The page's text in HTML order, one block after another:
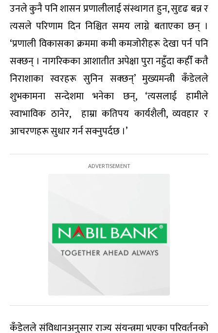
उनले कुनै पनि शासन प्रणालीलाई संस्थागत हुन, सुदृढ बन्न र
त्यसले परिणाम दिन निश्चित समय लाग्ने बताएका छन् ।
‘प्रणाली विकासका क्रममा कमी कमजोरीहरू देखा पर्न पनि
सक्छन् । नागरिकका आशातीत अपेक्षा पुरा नहुँदा कहीँ कतै
निराशाका स्वरहरू सुनिन सक्छन्’ मुख्यमन्त्री कँडेलले
शुभकामना सन्देशमा भनेका छन्, ‘त्यसलाई हामीले
स्वाभाविक ठानेर, हाम्रा कतिपय कार्यशैली, व्यवहार र
आचरणहरू सुधार गर्न सक्नुपर्दछ ।’
कँडेलले संविधानअनुसार राज्य संयन्त्रमा भएका परिवर्तनको